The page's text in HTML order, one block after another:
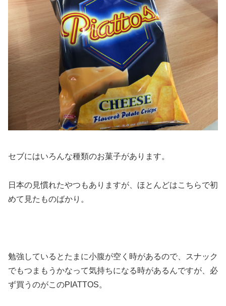
セブにはいろんな種類のお菓子があります。
日本の見慣れたやつもありますが、ほとんどはこちらで初
めて見たものばかり。
勉強しているとたまに小腹が空く時があるので、スナック
でもつまもうかなって気持ちになる時があるんですが、必
ず買うのがこのPIATTOS。